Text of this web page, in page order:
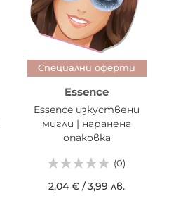
Специални оферти
Essence
Essence изкуствени
мигли | наранена
опаковка
(0)
2,04 € /3,99 лв.